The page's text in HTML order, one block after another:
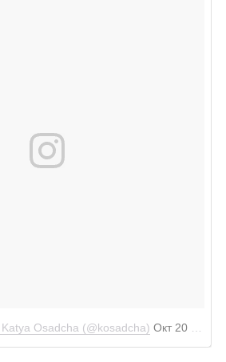
Osadcha (@kosadcha) Окт 20 2016 в 4:40 PDT